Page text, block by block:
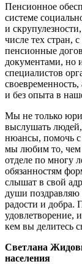
Пенсионное
системе
и
числе тех стран,
пенсионные
документами, но
специалистов
и без опыта в
Мы не только
выслушать
нюансы, помочь
мы любим то, чем
отделе по многу
обязанностям
слышат в свой
души поздравляю
радости и добра.
удовлетворение,
кем вы делитесь
Светлана
населения